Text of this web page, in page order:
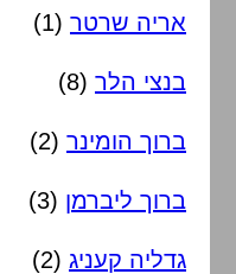
אריה שרטר (1)
בנצי הלר (8)
ברוך הומינר (2)
ברוך ליברמן (3)
גדליה קעניג (2)